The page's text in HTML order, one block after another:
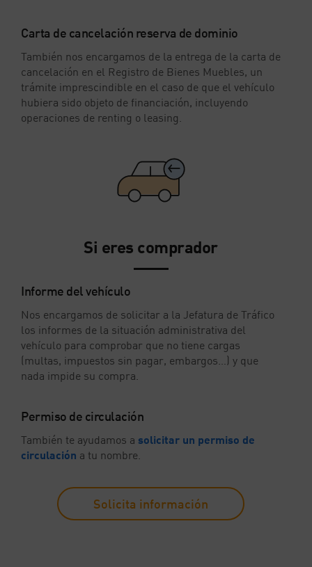
Carta de cancelación reserva de dominio
También nos encargamos de la entrega de la carta de
cancelación en el Registro de Bienes Muebles, un
trámite imprescindible en el caso de que el vehículo
hubiera sido objeto de financiación, incluyendo
operaciones de renting o leasing.
Si eres comprador
Informe del vehículo
Nos encargamos de solicitar a la Jefatura de Tráfico
los informes de la situación administrativa del
vehículo para comprobar que no tiene cargas
(multas, impuestos sin pagar, embargos…) y que
nada impide su compra.
Permiso de circulación
También te ayudamos a solicitar un permiso de
circulación a tu nombre.
Solicita información